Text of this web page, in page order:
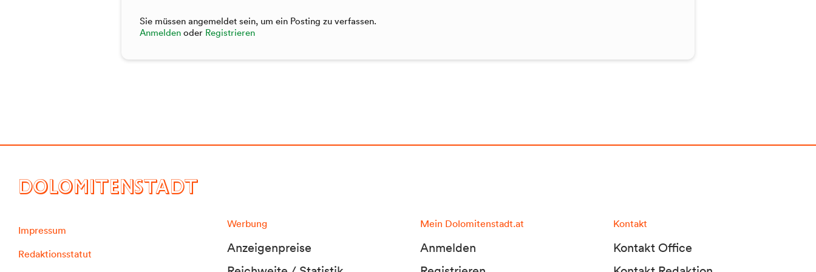
Sie müssen angemeldet sein, um ein Posting zu verfassen.
Anmelden oder Registrieren
DOLOMITENSTADT
Impressum
Redaktionsstatut
Werbung
Anzeigenpreise
Mein Dolomitenstadt.at
Anmelden
Kontakt
Kontakt Office